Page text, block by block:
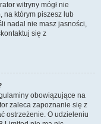
witryny mógł nie
na którym piszesz lub
nadal nie masz jasności,
się z
obowiązujące na
zaleca zapoznanie się z
ostrzeżenie. O udzieleniu